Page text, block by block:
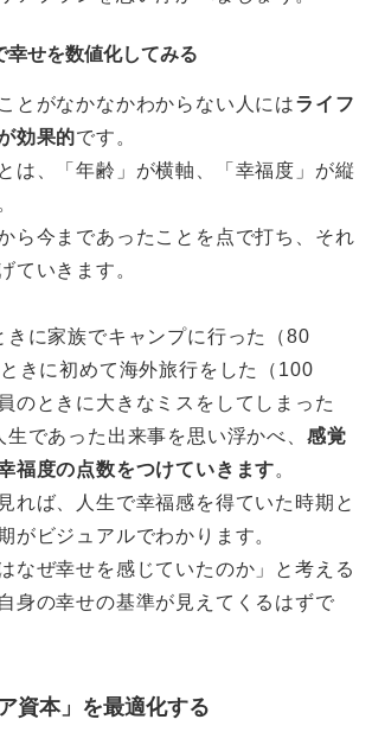
幸せを数値化してみる
とがなかなかわからない人にはライフ
効果的です。
は、「年齢」が横軸、「幸福度」が縦
ら今まであったことを点で打ち、それ
ていきます。
きに家族でキャンプに行った（80
きに初めて海外旅行をした（100
のときに大きなミスをしてしまった
生であった出来事を思い浮かべ、 感覚
福度の点数をつけていきます。
れば、人生で幸福感を得ていた時期と
がビジュアルでわかります。
なぜ幸せを感じていたのか」と考える
身の幸せの基準が見えてくるはずで
資本」を最適化する